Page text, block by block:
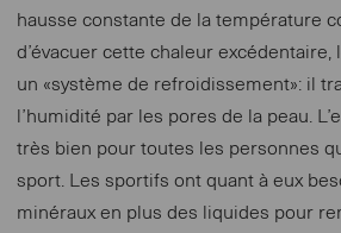
hausse constante de la température
d’évacuer cette chaleur excédentaire,
un «système de refroidissement»: il
l’humidité par les pores de la peau.
très bien pour toutes les personnes
sport. Les sportifs ont quant à eux
minéraux en plus des liquides pour